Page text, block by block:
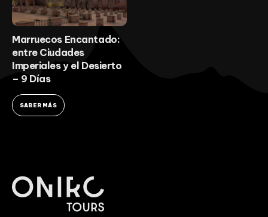
Marruecos Encantado:
entre Ciudades
Imperiales y el Desierto
– 9 Días
SABER MÁS